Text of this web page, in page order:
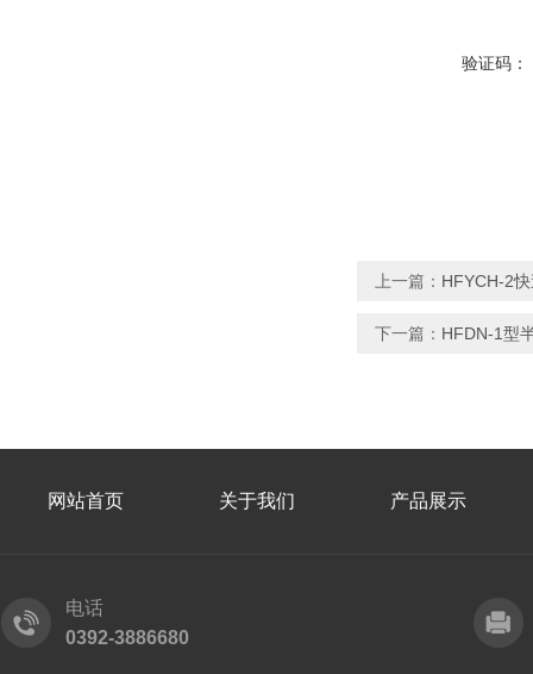
验证码：
上一篇： HFYCH-2
下一篇： HFDN-1型
网站首页 关于我们 产品展示
电话
0392-3886680